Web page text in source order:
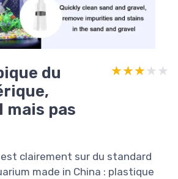
du
pas
★★★★★
★★★★★
est clairement sur du standard
made in China : plastique